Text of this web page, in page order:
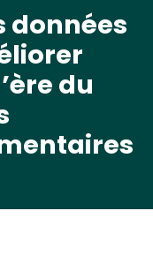
données
du